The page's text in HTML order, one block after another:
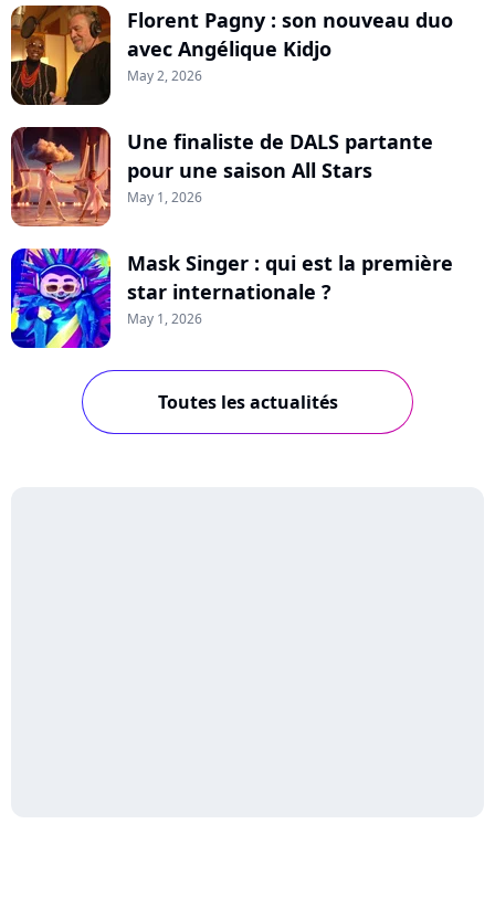
Florent Pagny : son nouveau duo
avec Angélique Kidjo
May 2, 2026
Une finaliste de DALS partante
pour une saison All Stars
May 1, 2026
Mask Singer : qui est la première
star internationale ?
May 1, 2026
Toutes les actualités